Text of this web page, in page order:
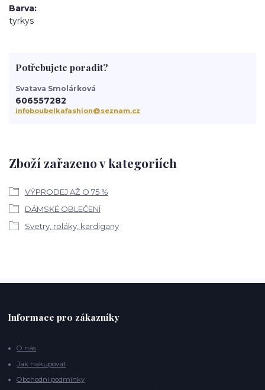
Barva
tyrkys
Zboží zařazeno v kategoriích
VÝPRODEJ AŽ O 75 %
DÁMSKÉ OBLEČENÍ
Svetry, roláky, kardigany
Potřebujete poradit?
Svatava Smolárková
606557282
infoboubelkafashion@seznam.cz
Informace pro zákazníky
O nás
Jak nakupovat
Obchodní podmínky